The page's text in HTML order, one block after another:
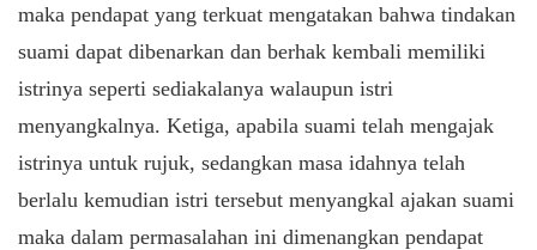
maka pendapat yang terkuat mengatakan bahwa tindakan
suami dapat dibenarkan dan berhak kembali memiliki
istrinya seperti sediakalanya walaupun istri
menyangkalnya. Ketiga, apabila suami telah mengajak
istrinya untuk rujuk, sedangkan masa idahnya telah
berlalu kemudian istri tersebut menyangkal ajakan suami
maka dalam permasalahan ini dimenangkan pendapat